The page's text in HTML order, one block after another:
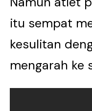
itu sempat
kesulitan
mengarah ke